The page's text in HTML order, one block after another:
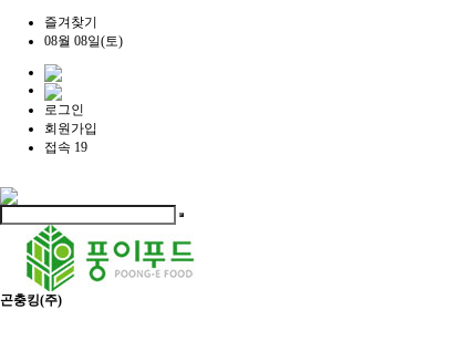
즐겨찾기
08월 08일(토)
로그인
회원가입
접속 19
곤충킹(주)